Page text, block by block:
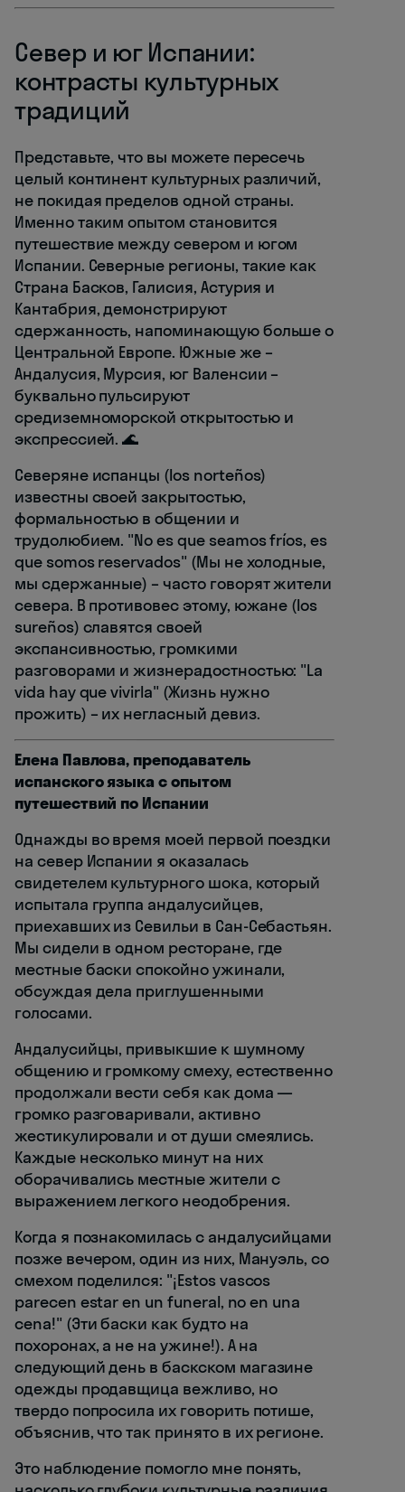
Север и юг Испании:
контрасты культурных
традиций
Представьте, что вы можете пересечь
целый континент культурных различий,
не покидая пределов одной страны.
Именно таким опытом становится
путешествие между севером и югом
Испании. Северные регионы, такие как
Страна Басков, Галисия, Астурия и
Кантабрия, демонстрируют
сдержанность, напоминающую больше о
Центральной Европе. Южные же –
Андалусия, Мурсия, юг Валенсии –
буквально пульсируют
средиземноморской открытостью и
экспрессией. 🌊
Северяне испанцы (los norteños)
известны своей закрытостью,
формальностью в общении и
трудолюбием. "No es que seamos fríos, es
que somos reservados" (Мы не холодные,
мы сдержанные) – часто говорят жители
севера. В противовес этому, южане (los
sureños) славятся своей
экспансивностью, громкими
разговорами и жизнерадостностью: "La
vida hay que vivirla" (Жизнь нужно
прожить) – их негласный девиз.
Елена Павлова, преподаватель
испанского языка с опытом
путешествий по Испании
Однажды во время моей первой поездки
на север Испании я оказалась
свидетелем культурного шока, который
испытала группа андалусийцев,
приехавших из Севильи в Сан-Себастьян.
Мы сидели в одном ресторане, где
местные баски спокойно ужинали,
обсуждая дела приглушенными
голосами.
Андалусийцы, привыкшие к шумному
общению и громкому смеху, естественно
продолжали вести себя как дома —
громко разговаривали, активно
жестикулировали и от души смеялись.
Каждые несколько минут на них
оборачивались местные жители с
выражением легкого неодобрения.
Когда я познакомилась с андалусийцами
позже вечером, один из них, Мануэль, со
смехом поделился: "¡Estos vascos
parecen estar en un funeral, no en una
cena!" (Эти баски как будто на
похоронах, а не на ужине!). А на
следующий день в баскском магазине
одежды продавщица вежливо, но
твердо попросила их говорить потише,
объяснив, что так принято в их регионе.
Это наблюдение помогло мне понять,